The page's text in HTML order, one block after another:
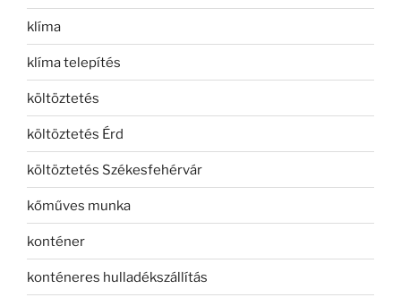
klíma
klíma telepítés
költöztetés
költöztetés Érd
költöztetés Székesfehérvár
kőműves munka
konténer
konténeres hulladékszállítás